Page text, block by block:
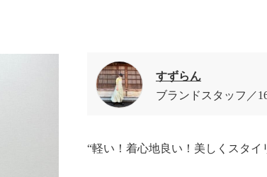
すずらん
ブランドスタッフ
“軽い！着心地良い！美しくスタイ